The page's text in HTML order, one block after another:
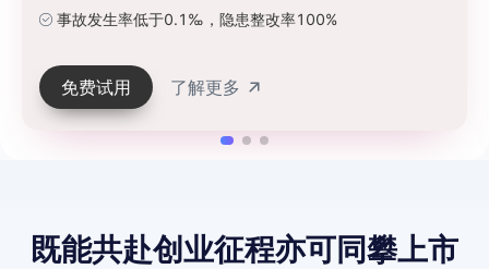
事故发生率低于0.1‰，隐患整改率100%
免费试用 了解更多
既能共赴创业征程亦可同攀上市